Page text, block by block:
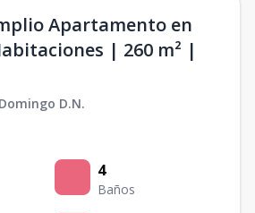
Apartamento en
| 260 m² |
D.N.
4
Baños